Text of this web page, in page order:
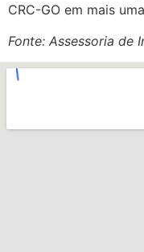
CRC-GO em mais
Fonte: Assessoria de